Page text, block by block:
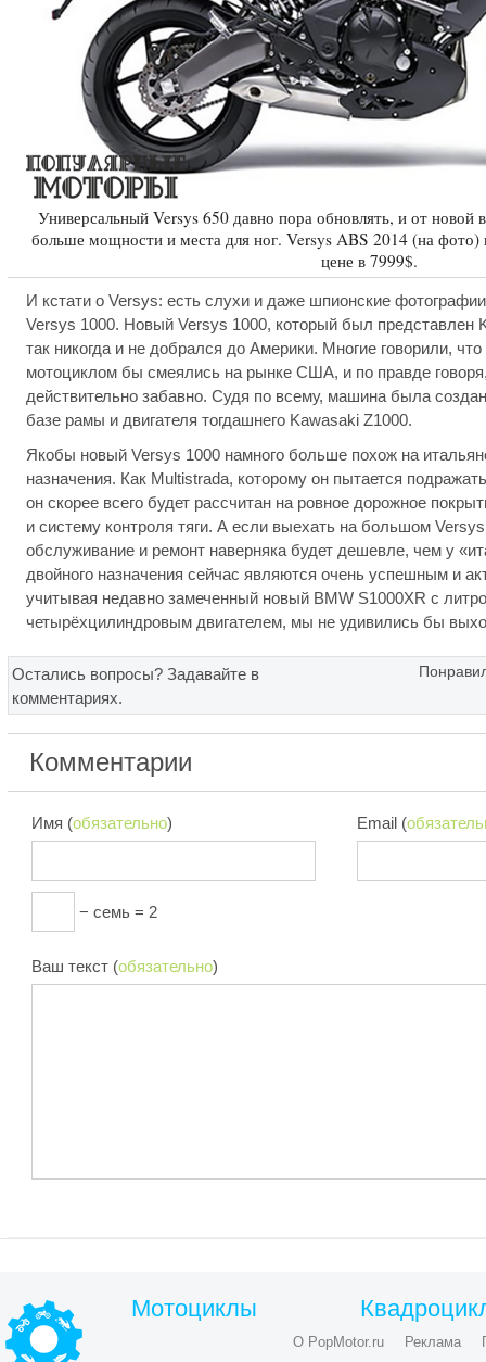
Универсальный Versys 650 давно пора обновлять, и от новой
больше мощности и места для ног. Versys ABS 2014 (на
цене в 7999$.
И кстати о Versys: есть слухи и даже шпионские
Versys 1000. Новый Versys 1000, который был представлен
так никогда и не добрался до Америки. Многие говорили,
мотоциклом бы смеялись на рынке США, и по правде
действительно забавно. Судя по всему, машина была
базе рамы и двигателя тогдашнего Kawasaki Z1000.
Якобы новый Versys 1000 намного больше похож на
назначения. Как Multistrada, которому он пытается
он скорее всего будет рассчитан на ровное дорожное
и систему контроля тяги. А если выехать на большом
обслуживание и ремонт наверняка будет дешевле, чем у
двойного назначения сейчас являются очень успешным и
учитывая недавно замеченный новый BMW S1000XR с
четырёхцилиндровым двигателем, мы не удивились бы
Остались вопросы? Задавайте в
комментариях.
Комментарии
Имя (обязательно) Email (
− семь = 2
Ваш текст (обязательно)
Мотоциклы
О PopMotor.ru Реклама